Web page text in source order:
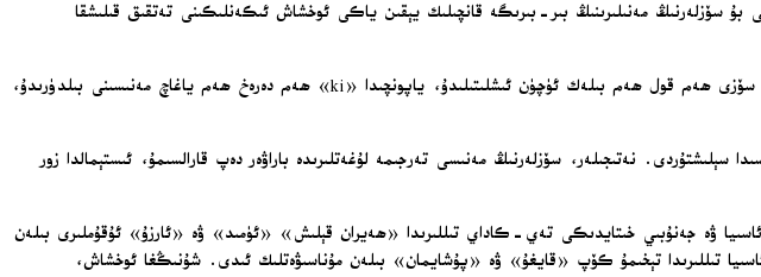
بۇ سۆزلەرنىڭ مەنىلىرىنىڭ بىر-بىرىگە قانچىلىك يېقىن ياكى ئوخشاش ئىكەنلىكىنى تەتقىق قىلىشقا
مەسىلەن، ئىنگلىزچىدىكى «funny» سۆزى ھەم قىزىقارلىق ھەم غەلىتە مەنىسىنى بىلدۈرۈشى مۇمكىن. رۇسچىدا «ruka» سۆزى ھەم قول ھەم بىلەك ئۈچۈن ئىشلىتىلىدۇ، ياپونچىدا «ki» ھەم دەرەخ ھەم ياغاچ مەنىسىنى بىلدۈرىدۇ،
سېلىشتۇردى. نەتىجىلەر، سۆزلەرنىڭ مەنىسى تەرجىمە لۇغەتلىرىدە باراۋەر دەپ قارالسىمۇ، ئىستېمالدا زور
ۋە جەنۇبىي خىتايدىكى تەي-كاداي تىللىرىدا «ھەيران قېلىش» «ئۈمىد» ۋە «ئارزۇ» ئۇقۇملىرى بىلەن
تىللىرىدا تېخىمۇ كۆپ «قايغۇ» ۋە «پۇشايمان» بىلەن مۇناسىۋەتلىك ئىدى. شۇنىڭغا ئوخشاش،